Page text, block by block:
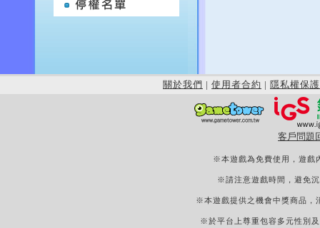
關於我們 | 使用者合約 | 隱私權保護
客戶問題
※本遊戲為免費使用，遊戲
※請注意遊戲時間，避免
※本遊戲提供之機會中獎商品，
※於平台上尊重包容多元性別